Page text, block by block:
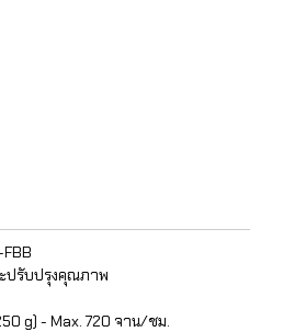
ปรับปรุงคุณภาพ
g) - Max. 720 จาน/ชม.